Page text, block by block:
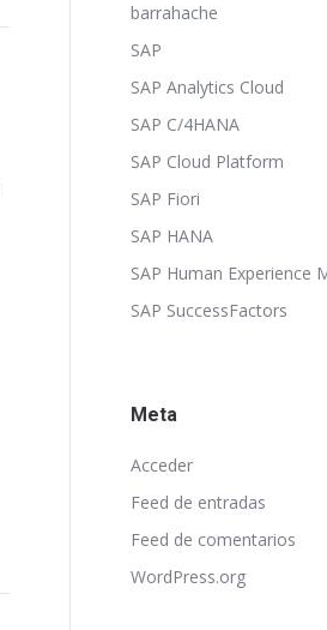
barrahache
SAP
SAP Analytics Cloud
SAP C/4HANA
SAP Cloud Platform
SAP Fiori
SAP HANA
SAP Human Experience
SAP SuccessFactors
Meta
Acceder
Feed de entradas
Feed de comentarios
WordPress.org